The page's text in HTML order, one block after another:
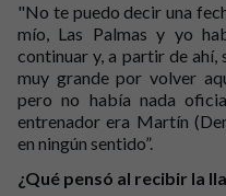
"No te puedo decir una
mío, Las Palmas y yo
continuar y, a partir de ahí,
muy grande por volver
pero no había nada
entrenador era Martín
en ningún sentido”.
¿Qué pensó al recibir la